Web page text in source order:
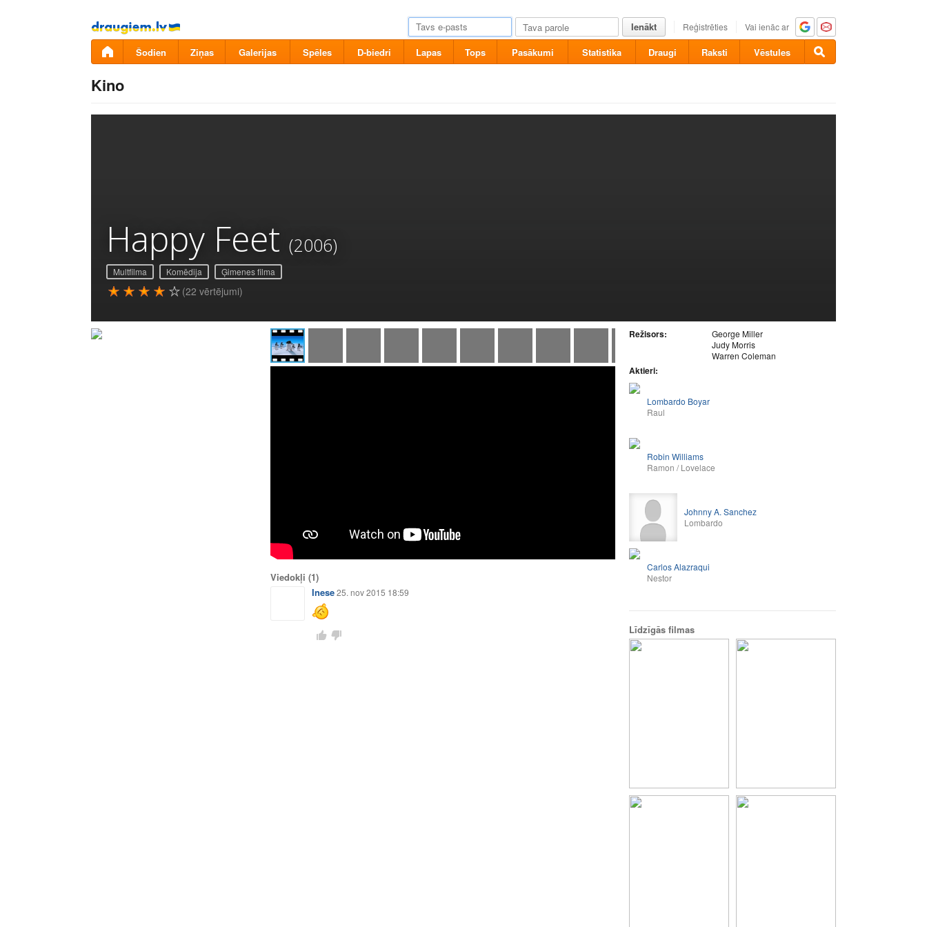
Pāriet
uz
saturu
Ienākt Reģistrēties Vai ienāc ar
Šodien Ziņas Galerijas Spēles D-biedri Lapas Tops Pasākumi Statistika Draugi Raksti Vēstules
Kino
Happy Feet (2006)
Multfilma Komēdija Ģimenes filma
(22 vērtējumi)
Viedokļi (1)
Inese25. nov 2015 18:59
Režisors:
George Miller
Judy Morris
Warren Coleman
Aktieri:
Lombardo Boyar
Raul
Robin Williams
Ramon / Lovelace
Johnny A. Sanchez
Lombardo
Carlos Alazraqui
Nestor
Līdzīgās filmas